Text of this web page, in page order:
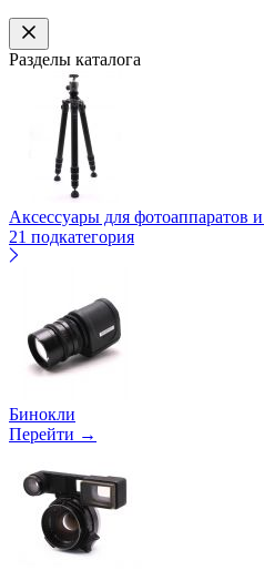
Разделы каталога
Аксессуары для фотоаппаратов
21 подкатегория
Бинокли
Перейти →